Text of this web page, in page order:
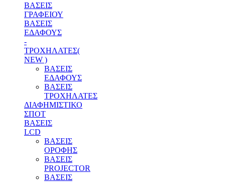
ΒΑΣΕΙΣ
ΓΡΑΦΕΙΟΥ
ΒΑΣΕΙΣ
ΕΔΑΦΟΥΣ
-
ΤΡΟΧΗΛΑΤΕΣ(
NEW )
ΒΑΣΕΙΣ
ΕΔΑΦΟΥΣ
ΒΑΣΕΙΣ
ΤΡΟΧΗΛΑΤΕΣ
ΔΙΑΦΗΜΙΣΤΙΚΟ
ΣΠΟΤ
ΒΑΣΕΙΣ
LCD
ΒΑΣΕΙΣ
ΟΡΟΦΗΣ
ΒΑΣΕΙΣ
PROJECTOR
ΒΑΣΕΙΣ